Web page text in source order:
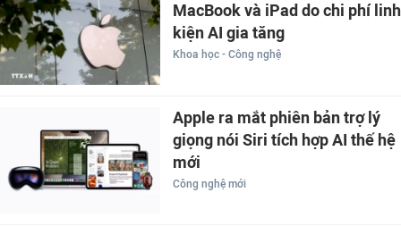
MacBook và iPad do chi phí linh
kiện AI gia tăng
Khoa học - Công nghệ
Apple ra mắt phiên bản trợ lý
giọng nói Siri tích hợp AI thế hệ
mới
Công nghệ mới